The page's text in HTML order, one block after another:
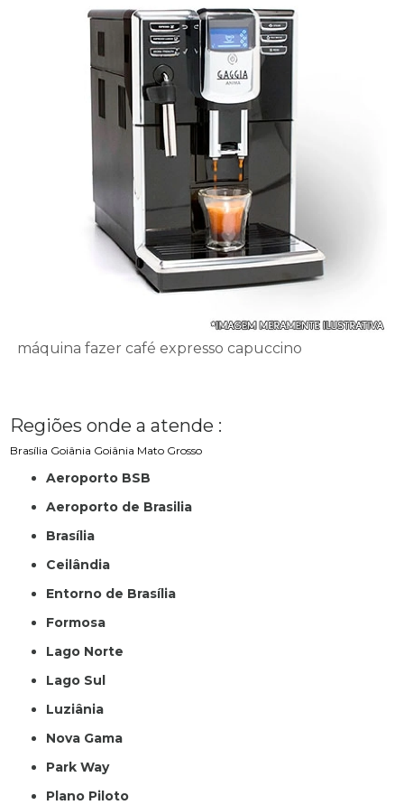
máquina fazer café expresso capuccino
Regiões onde a atende :
Brasília Goiânia Goiânia Mato Grosso
Aeroporto BSB
Aeroporto de Brasilia
Brasília
Ceilândia
Entorno de Brasília
Formosa
Lago Norte
Lago Sul
Luziânia
Nova Gama
Park Way
Plano Piloto